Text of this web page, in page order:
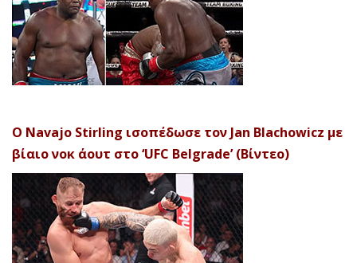
Ο Navajo Stirling ισοπέδωσε τον Jan Blachowicz με
βίαιο νοκ άουτ στο ‘UFC Belgrade’ (Βίντεο)